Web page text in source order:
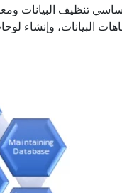
تنظيف البيانات